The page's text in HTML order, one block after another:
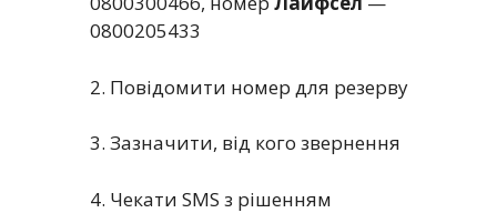
0800205433
2. Повідомити номер для резерву
3. Зазначити, від кого звернення
4. Чекати SMS з рішенням